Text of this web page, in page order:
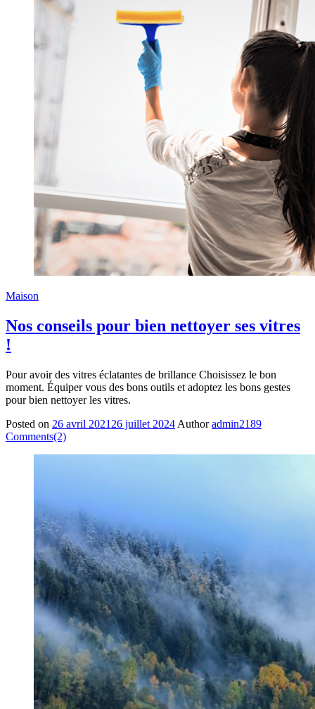
Maison
Nos conseils pour bien nettoyer ses vitres
!
Pour avoir des vitres éclatantes de brillance Choisissez le bon
moment. Équiper vous des bons outils et adoptez les bons gestes
pour bien nettoyer les vitres.
Posted on 26 avril 2021 26 juillet 2024 Author admin2189
Comments(2)